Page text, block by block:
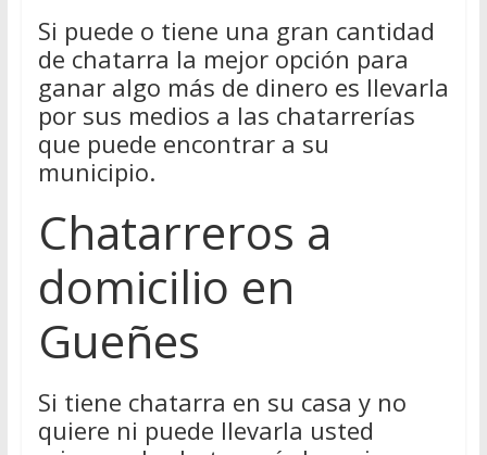
Si puede o tiene una gran cantidad
de chatarra la mejor opción para
ganar algo más de dinero es llevarla
por sus medios a las chatarrerías
que puede encontrar a su
municipio.
Chatarreros a
domicilio en
Gueñes
Si tiene chatarra en su casa y no
quiere ni puede llevarla usted